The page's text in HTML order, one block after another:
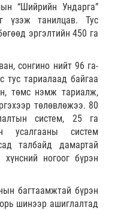
“Шийрийн Ундарга”
үзэж танилцав. Тус
эргэлтийн 450 га
сонгино нийт 96 га-
тус тариалаад байгаа
төмс нэмж тариалж,
төлөвлөжээ. 80
систем, 25 га
усалгааны систем
талбайд дамартай
ногоог бүрэн
багтаамжтай бүрэн
шинээр ашиглалтад